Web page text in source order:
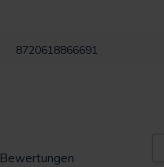
8720618866691
Bewertungen